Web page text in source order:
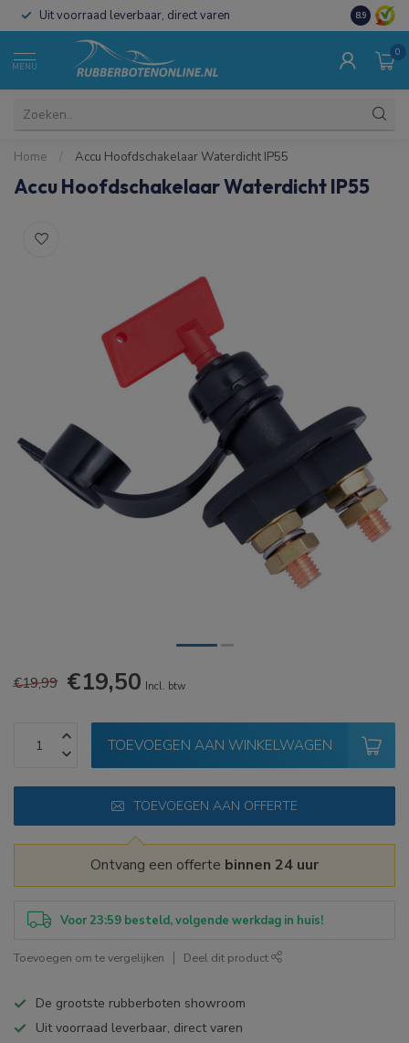
Uit voorraad leverbaar, direct varen Al 15 jaar
8.9
MENU
0
Home / Accu Hoofdschakelaar Waterdicht IP55
Accu Hoofdschakelaar Waterdicht IP55
€19,99 €19,50 Incl. btw
TOEVOEGEN AAN WINKELWAGEN
TOEVOEGEN AAN OFFERTE
Ontvang een offerte binnen 24 uur
Voor 23:59 besteld, volgende werkdag in huis!
Toevoegen om te vergelijken Deel dit product
De grootste rubberboten showroom
Uit voorraad leverbaar, direct varen